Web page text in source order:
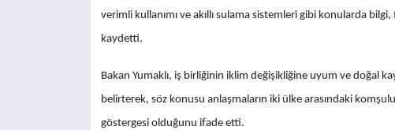
verimli kullanımı ve akıllı sulama sistemleri gibi konularda
kaydetti.
Bakan Yumaklı, iş birliğinin iklim değişikliğine uyum ve doğal
belirterek, söz konusu anlaşmaların iki ülke arasındaki
göstergesi olduğunu ifade etti.